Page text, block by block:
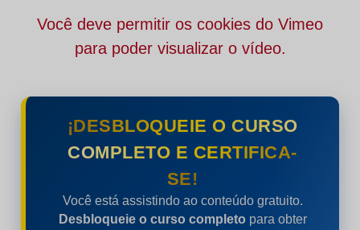
Você deve permitir os cookies do Vimeo
para poder visualizar o vídeo.
¡DESBLOQUEIE O CURSO
COMPLETO E CERTIFICA-
SE!
Você está assistindo ao conteúdo gratuito.
Desbloqueie o curso completopara obter